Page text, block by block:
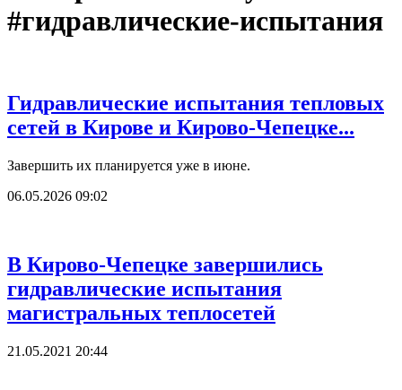
#гидравлические-испытания
Гидравлические испытания тепловых
сетей в Кирове и Кирово-Чепецке...
Завершить их планируется уже в июне.
06.05.2026 09:02
В Кирово-Чепецке завершились
гидравлические испытания
магистральных теплосетей
21.05.2021 20:44